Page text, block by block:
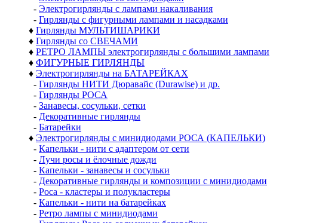
- Электрогирлянды с лампами накаливания
- Гирлянды с фигурными лампами и насадками
♦ Гирлянды МУЛЬТИШАРИКИ
♦ Гирлянды со СВЕЧАМИ
♦ РЕТРО ЛАМПЫ электрогирлянды с большими лампами
♦ ФИГУРНЫЕ ГИРЛЯНДЫ
♦ Электрогирлянды на БАТАРЕЙКАХ
- Гирлянды НИТИ Дюравайс (Durawise) и др.
- Гирлянды РОСА
- Занавесы, сосульки, сетки
- Декоративные гирлянды
- Батарейки
♦ Электрогирлянды с минидиодами РОСА (КАПЕЛЬКИ)
- Капельки - нити с адаптером от сети
- Лучи росы и ёлочные дожди
- Капельки - занавесы и сосульки
- Декоративные гирлянды и композиции с минидиодами
- Роса - кластеры и полукластеры
- Капельки - нити на батарейках
- Ретро лампы с минидиодами